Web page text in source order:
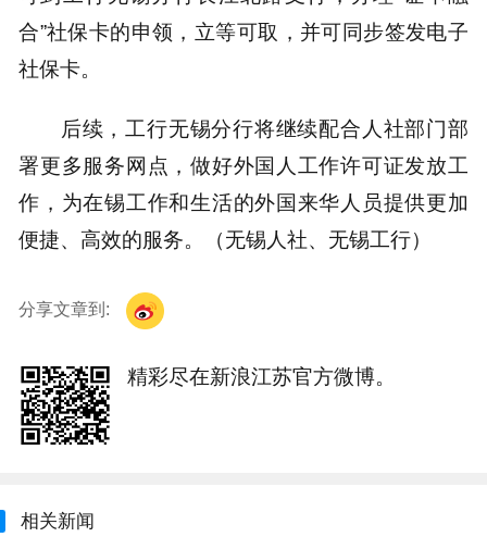
合”社保卡的申领，立等可取，并可同步签发电子
社保卡。
后续，工行无锡分行将继续配合人社部门部
署更多服务网点，做好外国人工作许可证发放工
作，为在锡工作和生活的外国来华人员提供更加
便捷、高效的服务。（无锡人社、无锡工行）
分享文章到:
精彩尽在新浪江苏官方微博。
相关新闻